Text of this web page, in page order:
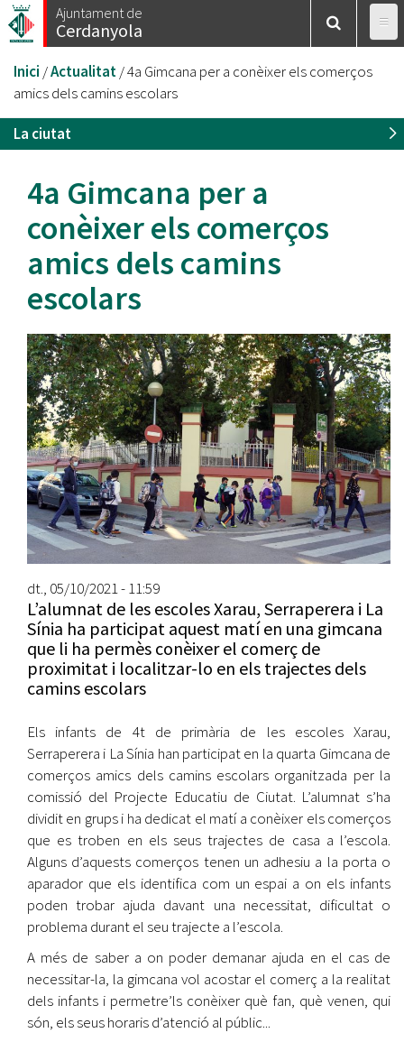
Vés
al
Ajuntament de
Cerdanyola
Esteu
aquí
Inici /Actualitat/4a Gimcana per a conèixer els comerços
amics dels camins escolars
La ciutat
4a Gimcana per a
conèixer els comerços
amics dels camins
escolars
dt., 05/10/2021 - 11:59
L’alumnat de les escoles Xarau, Serraperera i La
Sínia ha participat aquest matí en una gimcana
que li ha permès conèixer el comerç de
proximitat i localitzar-lo en els trajectes dels
camins escolars
Els infants de 4t de primària de les escoles Xarau,
Serraperera i La Sínia han participat en la quarta Gimcana de
comerços amics dels camins escolars organitzada per la
comissió del Projecte Educatiu de Ciutat. L’alumnat s’ha
dividit en grups i ha dedicat el matí a conèixer els comerços
que es troben en els seus trajectes de casa a l’escola.
Alguns d’aquests comerços tenen un adhesiu a la porta o
aparador que els identifica com un espai a on els infants
poden trobar ajuda davant una necessitat, dificultat o
problema durant el seu trajecte a l’escola.
A més de saber a on poder demanar ajuda en el cas de
necessitar-la, la gimcana vol acostar el comerç a la realitat
dels infants i permetre’ls conèixer què fan, què venen, qui
són, els seus horaris d’atenció al públic...